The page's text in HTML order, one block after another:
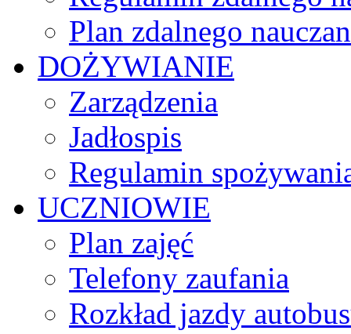
Plan zdalnego
DOŻYWIANIE
Zarządzenia
Jadłospis
Regulamin
UCZNIOWIE
Plan zajęć
Telefony zaufania
Rozkład jazdy